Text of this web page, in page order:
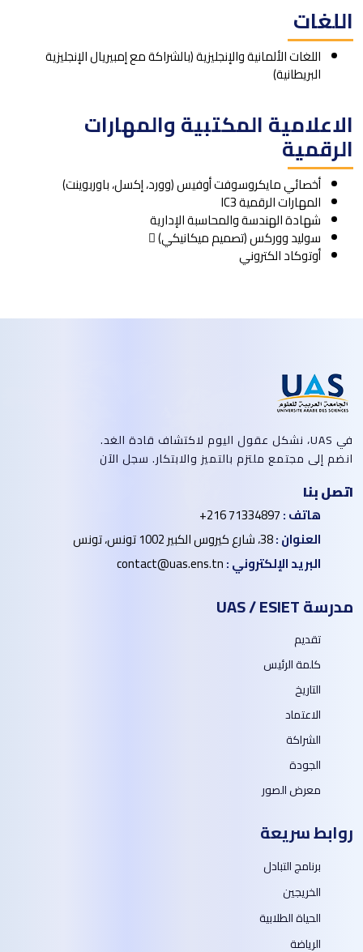
اللغات
اللغات الألمانية والإنجليزية (بالشراكة مع إمبيريال الإنجليزية
البريطانية)
الاعلامية المكتبية والمهارات
الرقمية
أخصائي مايكروسوفت أوفيس (وورد، إكسل، باوربوينت)
المهارات الرقمية IC3
شهادة الهندسة والمحاسبة الإدارية
سوليد ووركس (تصميم ميكانيكي) 
أوتوكاد الكتروني
في UAS، نشكل عقول اليوم لاكتشاف قادة الغد.
انضم إلى مجتمع ملتزم بالتميز والابتكار. سجل الآن
اتصل بنا
هاتف :+216 71334897
العنوان :
البريد الإلكتروني :
مدرسة UAS / ESIET
تقديم
كلمة الرئيس
التاريخ
الاعتماد
الشراكة
الجودة
معرض الصور
روابط سريعة
برنامج التبادل
الخريجين
الحياة الطلابية
الرياضة